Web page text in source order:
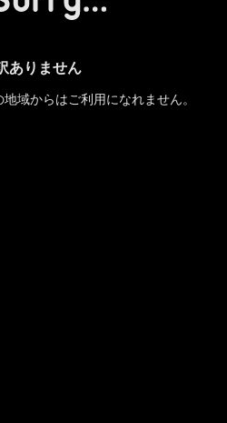
ありません
域からはご利用になれません。